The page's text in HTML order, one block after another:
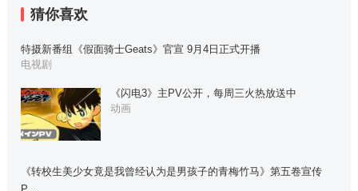
猜你喜欢
特摄新番组《假面骑士Geats》官宣 9月4日正式开播
电视剧
《闪电3》主PV公开，每周三火热放送中
动画
《转校生美少女竟是我曾经认为是男孩子的青梅竹马》第五卷宣传